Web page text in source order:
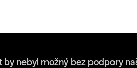
nebyl možný bez podpory